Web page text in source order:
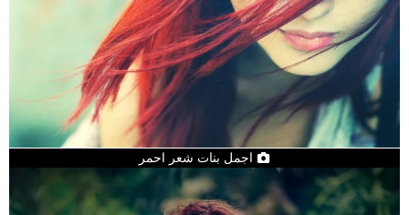
اجمل بنات شعر احمر